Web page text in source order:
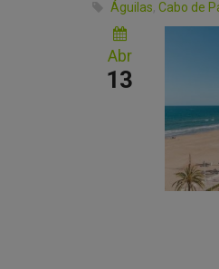
Águilas, Cabo de
Abr
13